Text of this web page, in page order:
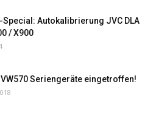
Special: Autokalibrierung JVC DLA
/ X900
Seriengeräte eingetroffen!